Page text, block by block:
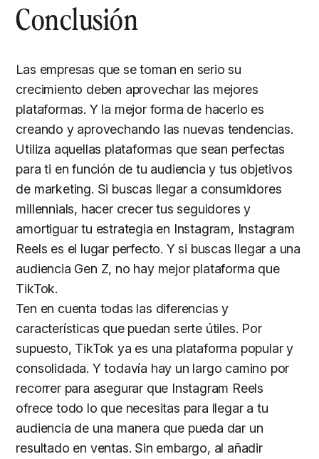
Conclusión
Las empresas que se toman en serio su
crecimiento deben aprovechar las mejores
plataformas. Y la mejor forma de hacerlo es
creando y aprovechando las nuevas tendencias.
Utiliza aquellas plataformas que sean perfectas
para ti en función de tu audiencia y tus objetivos
de marketing. Si buscas llegar a consumidores
millennials, hacer crecer tus seguidores y
amortiguar tu estrategia en Instagram, Instagram
Reels es el lugar perfecto. Y si buscas llegar a una
audiencia Gen Z, no hay mejor plataforma que
TikTok.
Ten en cuenta todas las diferencias y
características que puedan serte útiles. Por
supuesto, TikTok ya es una plataforma popular y
consolidada. Y todavía hay un largo camino por
recorrer para asegurar que Instagram Reels
ofrece todo lo que necesitas para llegar a tu
audiencia de una manera que pueda dar un
resultado en ventas. Sin embargo, al añadir